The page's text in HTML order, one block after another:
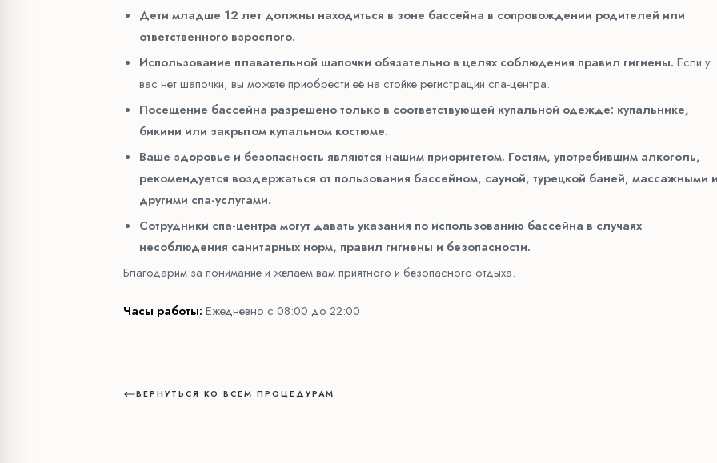
Дети младше 12 лет должны находиться в зоне бассейна в сопровождении родителей или
ответственного взрослого.
Использование плавательной шапочки обязательно в целях соблюдения правил гигиены. Если у
вас нет шапочки, вы можете приобрести её на стойке регистрации спа-центра.
Посещение бассейна разрешено только в соответствующей купальной одежде: купальнике,
бикини или закрытом купальном костюме.
Ваше здоровье и безопасность являются нашим приоритетом. Гостям, употребившим алкоголь,
рекомендуется воздержаться от пользования бассейном, сауной, турецкой баней, массажными
другими спа-услугами.
Сотрудники спа-центра могут давать указания по использованию бассейна в случаях
несоблюдения санитарных норм, правил гигиены и безопасности.
Благодарим за понимание и желаем вам приятного и безопасного отдыха.
Часы работы: Ежедневно с 08:00 до 22:00
ВЕРНУТЬСЯ КО ВСЕМ ПРОЦЕДУРАМ